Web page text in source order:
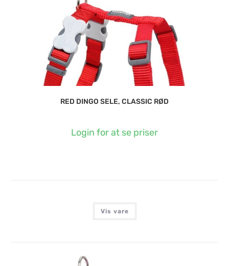
RED DINGO SELE, CLASSIC RØD
Login for at se priser
Vis vare